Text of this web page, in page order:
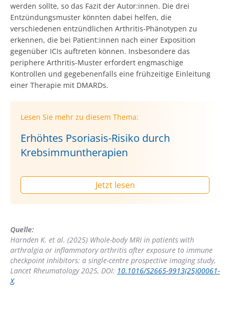
werden sollte, so das Fazit der Autor:innen. Die drei
Entzündungsmuster könnten dabei helfen, die
verschiedenen entzündlichen Arthritis-Phänotypen zu
erkennen, die bei Patient:innen nach einer Exposition
gegenüber ICIs auftreten können. Insbesondere das
periphere Arthritis-Muster erfordert engmaschige
Kontrollen und gegebenenfalls eine frühzeitige Einleitung
einer Therapie mit DMARDs.
Lesen Sie mehr zu diesem Thema:
Erhöhtes Psoriasis-Risiko durch
Krebsimmuntherapien
Jetzt lesen
Quelle:
Harnden K. et al. (2025) Whole-body MRI in patients with
arthralgia or inflammatory arthritis after exposure to immune
checkpoint inhibitors: a single-centre prospective imaging study,
Lancet Rheumatology 2025, DOI: 10.1016/S2665-9913(25)00061-
X.